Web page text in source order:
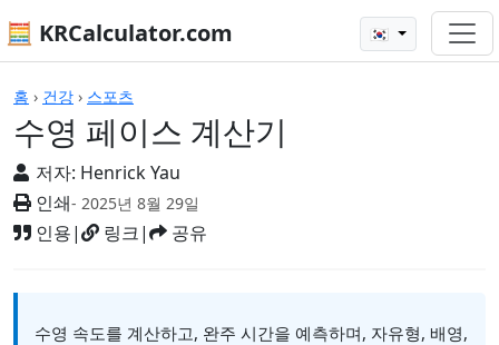
🧮 KRCalculator.com 🇰🇷
홈 › 건강 › 스포츠
수영 페이스 계산기
저자: Henrick Yau
인쇄- 2025년 8월 29일
인용| 링크| 공유
계산기
수영 속도를 계산하고, 완주 시간을 예측하며, 자유형, 배영,